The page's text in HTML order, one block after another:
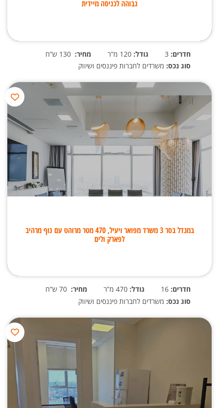
גבוהה לכניסה מיידית
חדרים: גודל: מחיר:
סוג נכס: משרדים לחברות פיננסים ושיווק
במגדל בסר 3 משרד מפואר ויעיל, 470 מטר מרוהט עם נוף מרהיב
לפארק ולים
חדרים: גודל: מחיר:
סוג נכס: משרדים לחברות פיננסים ושיווק